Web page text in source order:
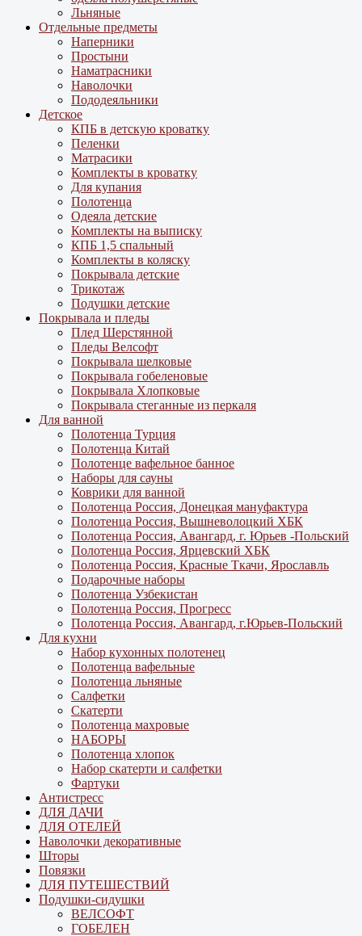
Льняные
Отдельные предметы
Наперники
Простыни
Наматрасники
Наволочки
Пододеяльники
Детское
КПБ в детскую кроватку
Пеленки
Матрасики
Комплекты в кроватку
Для купания
Полотенца
Одеяла детские
Комплекты на выписку
КПБ 1,5 спальный
Комплекты в коляску
Покрывала детские
Трикотаж
Подушки детские
Покрывала и пледы
Плед Шерстянной
Пледы Велсофт
Покрывала шелковые
Покрывала гобеленовые
Покрывала Хлопковые
Покрывала стеганные из перкаля
Для ванной
Полотенца Турция
Полотенца Китай
Полотенце вафельное банное
Наборы для сауны
Коврики для ванной
Полотенца Россия, Донецкая мануфактура
Полотенца Россия, Вышневолоцкий ХБК
Полотенца Россия, Авангард, г. Юрьев -Польский
Полотенца Россия, Ярцевский ХБК
Полотенца Россия, Красные Ткачи, Ярославль
Подарочные наборы
Полотенца Узбекистан
Полотенца Россия, Прогресс
Полотенца Россия, Авангард, г.Юрьев-Польский
Для кухни
Набор кухонных полотенец
Полотенца вафельные
Полотенца льняные
Салфетки
Скатерти
Полотенца махровые
НАБОРЫ
Полотенца хлопок
Набор скатерти и салфетки
Фартуки
Антистресс
ДЛЯ ДАЧИ
ДЛЯ ОТЕЛЕЙ
Наволочки декоративные
Шторы
Повязки
ДЛЯ ПУТЕШЕСТВИЙ
Подушки-сидушки
ВЕЛСОФТ
ГОБЕЛЕН